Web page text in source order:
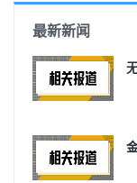
最新新闻